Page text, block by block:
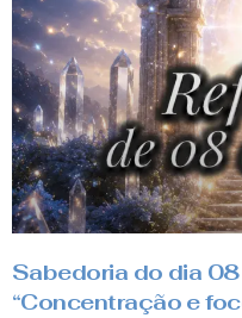
Sabedoria do dia
“Concentração e